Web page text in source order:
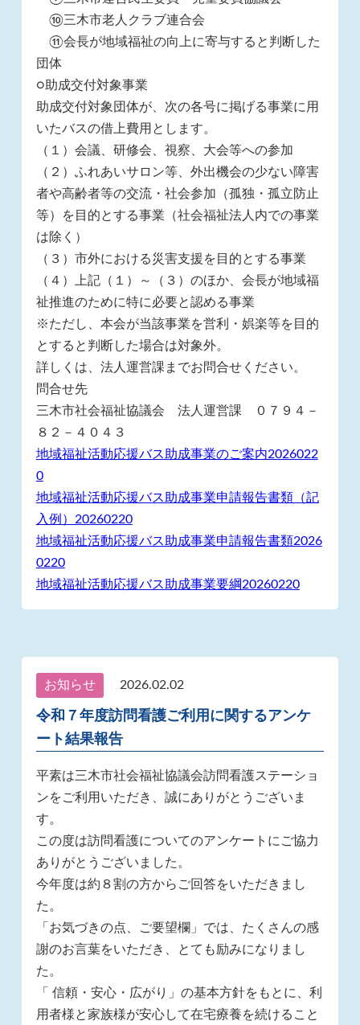
⑩三木市老人クラブ連合会
⑪会長が地域福祉の向上に寄与すると判断した
団体
○助成交付対象事業
助成交付対象団体が、次の各号に掲げる事業に用
いたバスの借上費用とします。
（１）会議、研修会、視察、大会等への参加
（２）ふれあいサロン等、外出機会の少ない障害
者や高齢者等の交流・社会参加（孤独・孤立防止
等）を目的とする事業（社会福祉法人内での事業
は除く）
（３）市外における災害支援を目的とする事業
（４）上記（１）～（３）のほか、会長が地域福
祉推進のために特に必要と認める事業
※ただし、本会が当該事業を営利・娯楽等を目的
とすると判断した場合は対象外。
詳しくは、法人運営課までお問合せください。
問合せ先
三木市社会福祉協議会 法人運営課 ０７９４－
８２－４０４３
地域福祉活動応援バス助成事業のご案内2026022
0
地域福祉活動応援バス助成事業申請報告書類（記
入例）20260220
地域福祉活動応援バス助成事業申請報告書類2026
0220
地域福祉活動応援バス助成事業要綱20260220
お知らせ 2026.02.02
令和７年度訪問看護ご利用に関するアンケ
ート結果報告
平素は三木市社会福祉協議会訪問看護ステーショ
ンをご利用いただき、誠にありがとうございま
す。
この度は訪問看護についてのアンケートにご協力
ありがとうございました。
今年度は約８割の方からご回答をいただきまし
た。
「お気づきの点、ご要望欄」では、たくさんの感
謝のお言葉をいただき、とても励みになりまし
た。
「 信頼・安心・広がり」の基本方針をもとに、利
用者様と家族様が安心して在宅療養を続けること